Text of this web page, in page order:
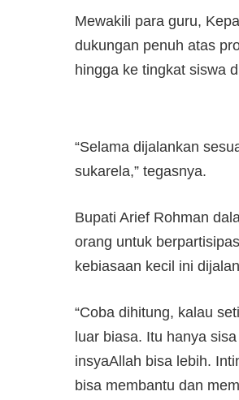
Mewakili para guru,
dukungan penuh atas
hingga ke tingkat siswa
“Selama dijalankan
sukarela,” tegasnya.
Bupati Arief Rohman
orang untuk
kebiasaan kecil ini
“Coba dihitung, kalau
luar biasa. Itu hanya
insyaAllah bisa lebih.
bisa membantu dan